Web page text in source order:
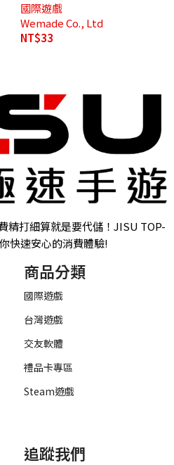
國際遊戲
Wemade Co., Ltd
NT$33
精打細算就是要代儲！JISU TOP-
快速安心的消費體驗!
商品分類
國際遊戲
台灣遊戲
交友軟體
禮品卡專區
Steam遊戲
追蹤我們